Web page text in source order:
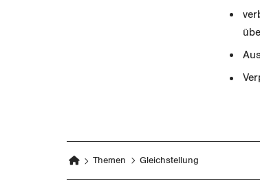
Themen Gleichstellung